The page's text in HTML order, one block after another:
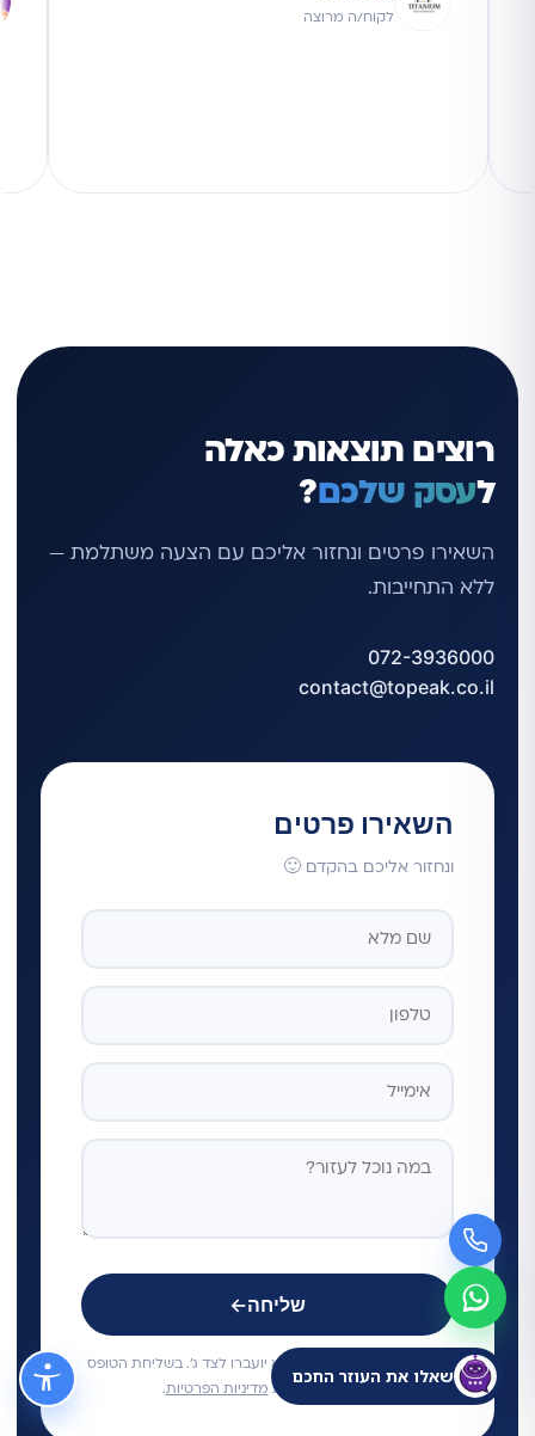
לקוח/ה מרוצה
רוצים תוצאות כאלה
לעסק שלכם?
השאירו פרטים ונחזור אליכם עם הצעה משתלמת —
ללא התחייבות.
072-3936000
contact@topeak.co.il
השאירו פרטים
ונחזור אליכם בהקדם 🙂
שליחה←
🔒 הפרטים שלכם שמורים ולא יועברו לצד ג'. בשליחת הטופס
אני מאשר/ת את מדיניות הפרטיות.
שאלו את העוזר החכם